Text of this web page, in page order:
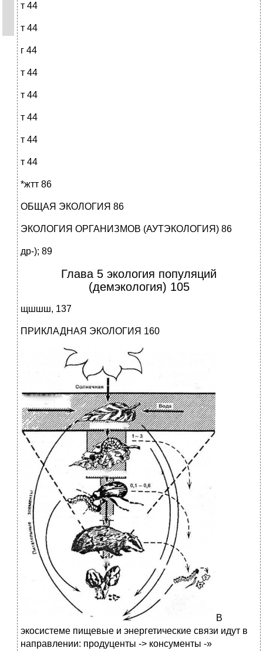
т 44
т 44
г 44
т 44
т 44
т 44
т 44
т 44
*жтт 86
ОБЩАЯ ЭКОЛОГИЯ 86
ЭКОЛОГИЯ ОРГАНИЗМОВ (АУТЭКОЛОГИЯ) 86
др-); 89
Глава 5 экология популяций
(демэкология) 105
щшшш, 137
ПРИКЛАДНАЯ ЭКОЛОГИЯ 160
В
экосистеме пищевые и энергетические связи идут в
на­правлении: продуценты -> консументы -»